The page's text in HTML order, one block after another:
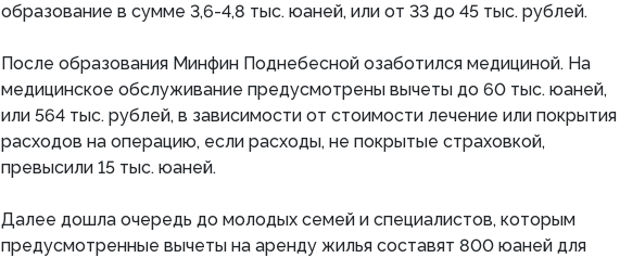
образование в сумме 3,6-4,8 тыс. юаней, или от 33 до 45 тыс. рублей.
После образования Минфин Поднебесной озаботился медициной. На
медицинское обслуживание предусмотрены вычеты до 60 тыс. юаней,
или 564 тыс. рублей, в зависимости от стоимости лечение или покрытия
расходов на операцию, если расходы, не покрытые страховкой,
превысили 15 тыс. юаней.
Далее дошла очередь до молодых семей и специалистов, которым
предусмотренные вычеты на аренду жилья составят 800 юаней для